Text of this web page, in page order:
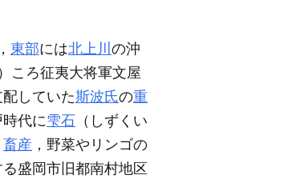
東部には北上川 の沖
ころ征夷大将軍文屋
していた斯波氏の重
代に雫石 （しずくい
畜産 ，野菜やリンゴの
盛岡市旧都南村地区